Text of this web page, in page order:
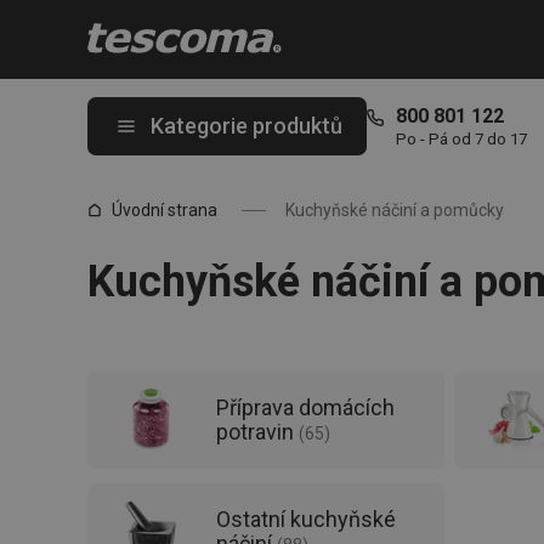
Kategorie produktů 800 801 122
Po - Pá od 7 do 17
Úvodní strana Kuchyňské náčiní a pomůcky
Kuchyňské náčiní a
Příprava domácích
potravin (65)
Ostatní kuchyňské